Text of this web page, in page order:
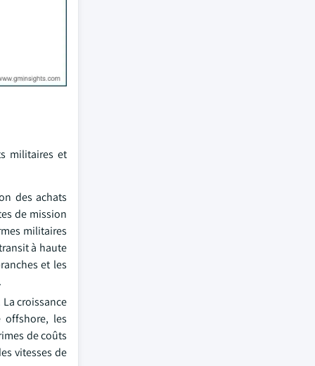
militaires et
des achats
de mission
militaires
à haute
et les
croissance
les
de coûts
vitesses de